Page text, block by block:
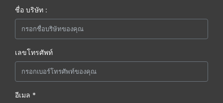
ชื่อ บริษัท :
เลขโทรศัพท์
อีเมล *